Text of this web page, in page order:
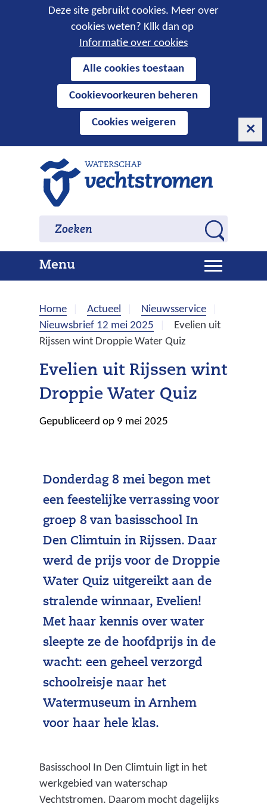
Cookies
toestaan?
Deze site gebruikt cookies. Meer over
cookies weten? Kllk dan op
Informatie over cookies
cookies
deze
website
worden
toegestaan
geweigerd.
Alle cookies toestaan
Cookievoorkeuren beheren
Cookies weigeren
naar
o
e
k
e
Zoeken Zoeken
MenuU
i
l
a
p
e
n
Home Actueel
Nieuwsservice
Nieuwsbrief 12 mei 2025
Evelien uit
Rijssen wint Droppie Water Quiz
Evelien uit Rijssen wint
Droppie Water Quiz
Gepubliceerd op 9 mei 2025
Donderdag 8 mei begon met
een feestelijke verrassing voor
groep 8 van basisschool In
Den Climtuin in Rijssen. Daar
werd de prijs voor de Droppie
Water Quiz uitgereikt aan de
stralende winnaar, Evelien!
Met haar kennis over water
sleepte ze de hoofdprijs in de
wacht: een geheel verzorgd
schoolreisje naar het
Watermuseum in Arnhem
voor haar hele klas.
Basisschool In Den Climtuin ligt in het
werkgebied van waterschap
Vechtstromen. Daarom mocht dagelijks